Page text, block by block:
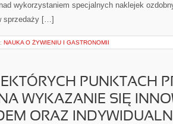
wykorzystaniem specjalnych naklejek
sprzedaży […]
NAUKA O ŻYWIENIU I GASTRONOMII
PUNKTACH
WYKAZANIE SIĘ
ORAZ